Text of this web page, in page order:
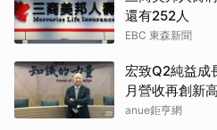
還有252人
EBC 東森新聞
宏致Q2純益成
月營收再創新高
anue鉅亨網